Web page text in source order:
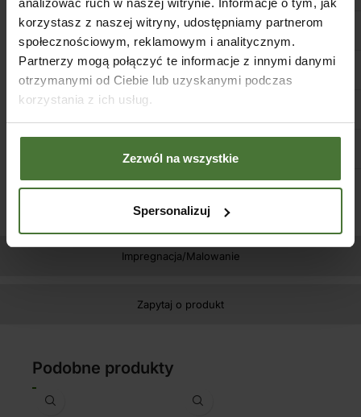
analizować ruch w naszej witrynie. Informacje o tym, jak
korzystasz z naszej witryny, udostępniamy partnerom
społecznościowym, reklamowym i analitycznym.
Partnerzy mogą połączyć te informacje z innymi danymi
otrzymanymi od Ciebie lub uzyskanymi podczas
korzystania z ich usług.
Zezwól na wszystkie
Spersonalizuj
Impregnacja/Malowanie
Zapytaj o produkt
Pochylenie dachu 28°
Potrzebna ilość gontu 30 m
Dopuszczalne obciążenie śniegiem
Podobne produkty